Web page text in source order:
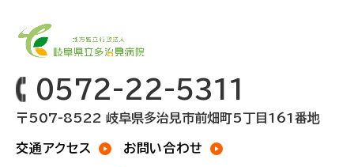
0572-22-5311
〒507-8522 岐阜県多治見市前畑町5丁目161番地
交通アクセス お問い合わせ